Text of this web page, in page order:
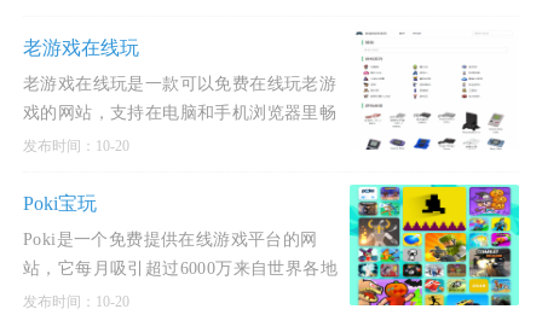
持全球语言，并且可以
老游戏在线玩
老游戏在线玩是一款可以免费在线玩老游
戏的网站，支持在电脑和手机浏览器里畅
玩 2500+ 中文老游戏，支持触屏、键盘、
GBA, NDS 等多种游戏机平
发布时间：10-20
Poki宝玩
Poki是一个免费提供在线游戏平台的网
站，它每月吸引超过6000万来自世界各地
的游戏玩家。该平台拥有超过1000款免费
发布时间：10-20